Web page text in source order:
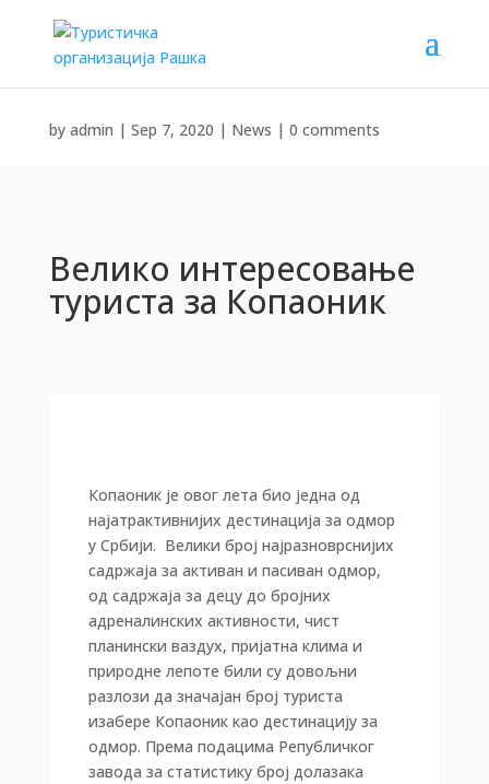
by admin | Sep 7, 2020 | News | 0 comments
Велико интересовање
туриста за Копаоник
Копаоник је овог лета био једна од
најатрактивнијих дестинација за одмор
у Србији. Велики број најразноврснијих
садржаја за активан и пасиван одмор,
од садржаја за децу до бројних
адреналинских активности, чист
планински ваздух, пријатна клима и
природне лепоте били су довољни
разлози да значајан број туриста
изабере Копаоник као дестинацију за
одмор. Према подацима Републичког
завода за статистику број долазака